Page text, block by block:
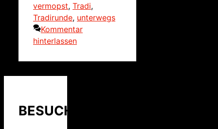
vermopst, Tradi,
Tradirunde, unterwegs
Kommentar
hinterlassen
BESUCHER